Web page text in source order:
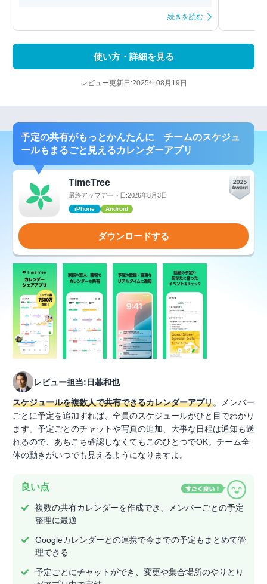
続きを読む
使い方・詳細を見る
レビュー更新日:2025年08月19日
予定の共有がもっとかんたんに チームのスケジュ
ールもまるごと見えるカレンダーアプリ
TimeTree
最終アップデート日:2026年8月3日
iPhone Android
ダウンロードする
レビュー担当:日暮和也
スケジュールを複数人で共有できるカレンダーアプリ。メンバー
ごとに予定を追加すれば、全員のスケジュールがひと目でわかり
ます。予定ごとのチャットや写真の追加、大事な日程は通知も送
れるので、あちこち確認しなくてもこのひとつでOK。チーム全
体の動きがいつでも見えるようになりますよ。
良い点
複数の共有カレンダーを作成でき、メンバーごとの予定
整理に最適
Googleカレンダーとの連携で今までの予定もまとめて管
理できる
予定ごとにチャットができ、変更や集合場所のやりとり